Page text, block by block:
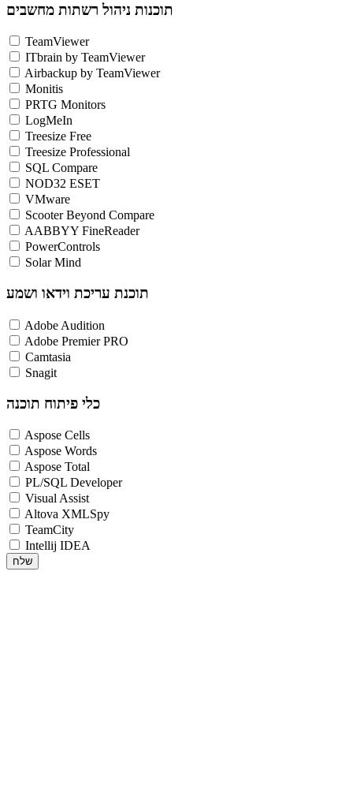
תוכנות ניהול רשתות מחשבים
TeamViewer
ITbrain by TeamViewer
Airbackup by TeamViewer
Monitis
PRTG Monitors
LogMeIn
Treesize Free
Treesize Professional
SQL Compare
NOD32 ESET
VMware
Scooter Beyond Compare
AABBYY FineReader
PowerControls
Solar Mind
תוכנת עריכת וידאו ושמע
Adobe Audition
Adobe Premier PRO
Camtasia
Snagit
כלי פיתוח תוכנה
Aspose Cells
Aspose Words
Aspose Total
PL/SQL Developer
Visual Assist
Altova XMLSpy
TeamCity
Intellij IDEA